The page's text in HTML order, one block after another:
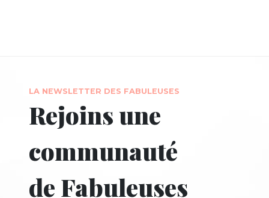
LA NEWSLETTER DES FABULEUSES
Rejoins une
communauté
de Fabuleuses